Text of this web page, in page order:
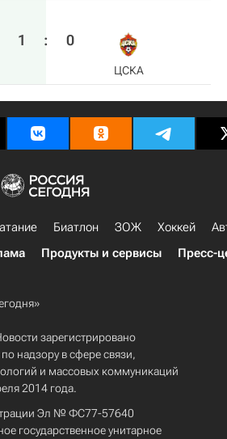
1 : 0
ЦСКА
Биатлон ЗОЖ Хоккей
Продукты и сервисы Пресс-
зарегистрировано
надзору в сфере связи,
и массовых коммуникаций
2014 года.
Эл № ФС77-57640
государственное унитарное